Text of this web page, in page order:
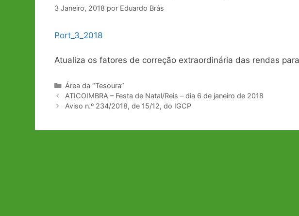
3 Janeiro, 2018 por Eduardo Brás
Port_3_2018
Atualiza os fatores de correção extraordinária das rendas
Categorias
Área da “Tesoura”
Navegação
de
ATICOIMBRA – Festa de Natal/Reis – dia 6 de janeiro de 2018
Aviso n.º 234/2018, de 15/12, do IGCP